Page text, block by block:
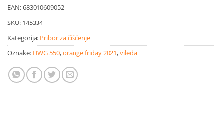
EAN:683010609052
SKU: 145334
Kategorija: Pribor za čišćenje
Oznake: HWG 550,orange friday 2021,vileda